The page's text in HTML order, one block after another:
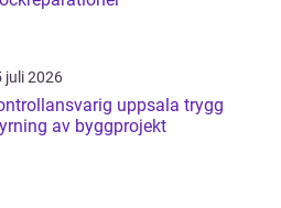
juli 2026
uppsala trygg
av byggprojekt